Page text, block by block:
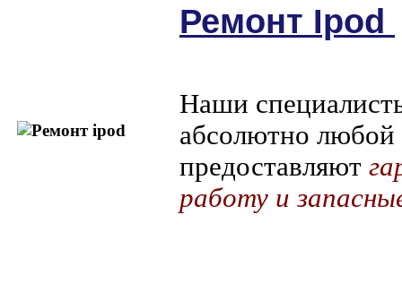
Ремонт Ipod
Наши
абсолютно любой
предоставляют
работу и